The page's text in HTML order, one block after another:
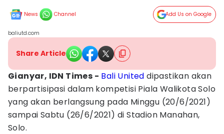
News Channel Add Us on Google
baliutd.com
Share Article
Gianyar, IDN Times - Bali United dipastikan akan
berpartisipasi dalam kompetisi Piala Walikota Solo
yang akan berlangsung pada Minggu (20/6/2021)
sampai Sabtu (26/6/2021) di Stadion Manahan,
Solo.